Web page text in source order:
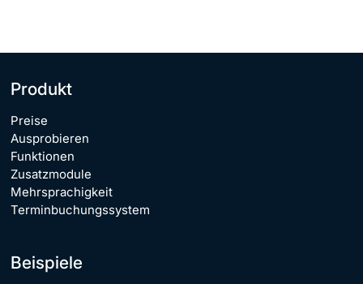
Produkt
Preise
Ausprobieren
Funktionen
Zusatzmodule
Mehrsprachigkeit
Terminbuchungssystem
Beispiele